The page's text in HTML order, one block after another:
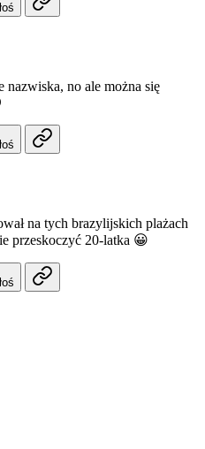
nazwiska, no ale można się
na tych brazylijskich plażach
przeskoczyć 20-latka 😀